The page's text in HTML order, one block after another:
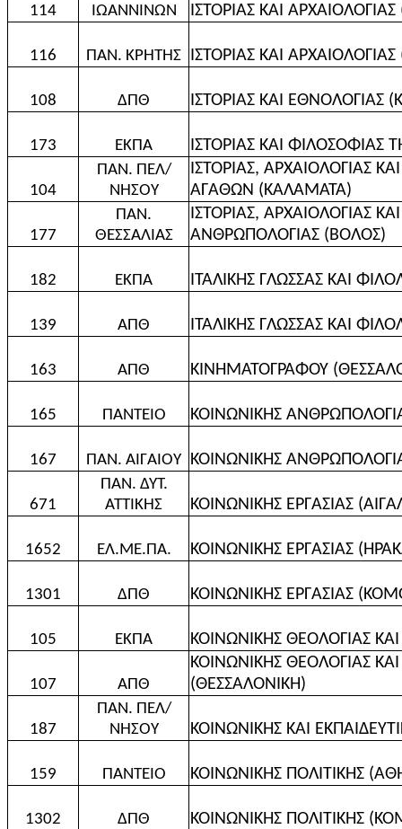
114
ΙΩΑΝΝΙΝΩΝ
ΙΣΤΟΡΙΑΣ ΚΑΙ
116 ΠΑΝ. ΚΡΗΤΗΣ ΙΣΤΟΡΙΑΣ ΚΑΙ
108 ΔΠΘ ΙΣΤΟΡΙΑΣ ΚΑΙ
173 ΕΚΠΑ ΙΣΤΟΡΙΑΣ ΚΑΙ
104
ΠΑΝ. ΠΕΛ/
ΝΗΣΟΥ
ΙΣΤΟΡΙΑΣ, ΑΡΧΑΙΟΛΟΓΙΑΣ
ΑΓΑΘΩΝ (ΚΑΛΑΜΑΤΑ)
177
ΠΑΝ.
ΘΕΣΣΑΛΙΑΣ
ΙΣΤΟΡΙΑΣ, ΑΡΧΑΙΟΛΟΓΙΑΣ
ΑΝΘΡΩΠΟΛΟΓΙΑΣ (ΒΟΛΟΣ)
182 ΕΚΠΑ ΙΤΑΛΙΚΗΣ ΓΛΩΣΣΑΣ ΚΑΙ
139 ΑΠΘ ΙΤΑΛΙΚΗΣ ΓΛΩΣΣΑΣ ΚΑΙ
163 ΑΠΘ ΚΙΝΗΜΑΤΟΓΡΑΦΟΥ
165 ΠΑΝΤΕΙΟ ΚΟΙΝΩΝΙΚΗΣ
167 ΠΑΝ. ΑΙΓΑΙΟΥ ΚΟΙΝΩΝΙΚΗΣ
671
ΠΑΝ. ΔΥΤ.
ΑΤΤΙΚΗΣ
ΚΟΙΝΩΝΙΚΗΣ ΕΡΓΑΣΙΑΣ
1652 ΕΛ.ΜΕ.ΠΑ. ΚΟΙΝΩΝΙΚΗΣ ΕΡΓΑΣΙΑΣ
1301 ΔΠΘ ΚΟΙΝΩΝΙΚΗΣ ΕΡΓΑΣΙΑΣ
105 ΕΚΠΑ ΚΟΙΝΩΝΙΚΗΣ ΘΕΟΛΟΓΙΑΣ
107 ΑΠΘ
ΚΟΙΝΩΝΙΚΗΣ ΘΕΟΛΟΓΙΑΣ
(ΘΕΣΣΑΛΟΝΙΚΗ)
187
ΠΑΝ. ΠΕΛ/
ΝΗΣΟΥ
ΚΟΙΝΩΝΙΚΗΣ ΚΑΙ
159 ΠΑΝΤΕΙΟ ΚΟΙΝΩΝΙΚΗΣ ΠΟΛΙΤΙΚΗΣ
1302 ΔΠΘ ΚΟΙΝΩΝΙΚΗΣ ΠΟΛΙΤΙΚΗΣ